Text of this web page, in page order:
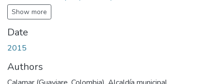
Show more
Date
2015
Authors